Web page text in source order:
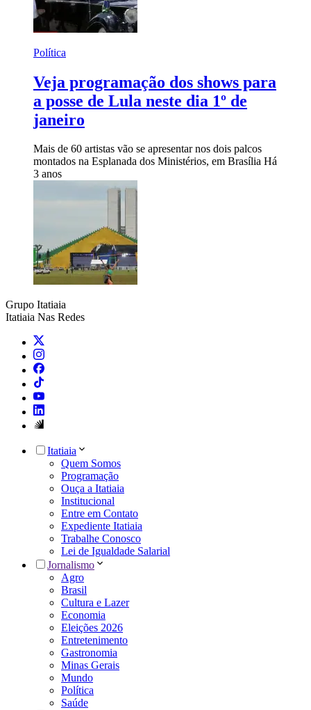
Política
Veja programação dos shows para
a posse de Lula neste dia 1º de
janeiro
Mais de 60 artistas vão se apresentar nos dois palcos
montados na Esplanada dos Ministérios, em Brasília Há
3 anos
Grupo Itatiaia
Itatiaia Nas Redes
Itatiaia
Quem Somos
Programação
Ouça a Itatiaia
Institucional
Entre em Contato
Expediente Itatiaia
Trabalhe Conosco
Lei de Igualdade Salarial
Jornalismo
Agro
Brasil
Cultura e Lazer
Economia
Eleições 2026
Entretenimento
Gastronomia
Minas Gerais
Mundo
Política
Saúde